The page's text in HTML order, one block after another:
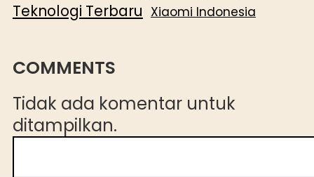
Teknologi Terbaru Xiaomi Indonesia
COMMENTS
Tidak ada komentar untuk
ditampilkan.